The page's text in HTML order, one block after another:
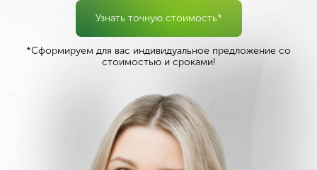
Узнать точную стоимость*
*Сформируем для вас индивидуальное предложение со
стоимостью и сроками!